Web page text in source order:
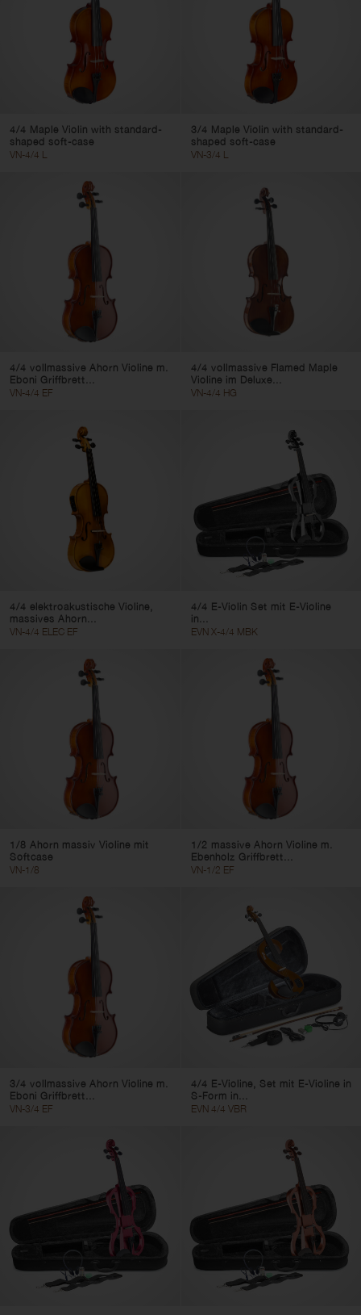
4/4 Maple Violin with standard-
shaped soft-case
VN-4/4 L
3/4 Maple Violin with standard-
shaped soft-case
VN-3/4 L
4/4 vollmassive Ahorn Violine m.
Eboni Griffbrett...
VN-4/4 EF
4/4 vollmassive Flamed Maple
Violine im Deluxe...
VN-4/4 HG
4/4 elektroakustische Violine,
massives Ahorn...
VN-4/4 ELEC EF
4/4 E-Violin Set mit E-Violine
in...
EVN X-4/4 MBK
1/8 Ahorn massiv Violine mit
Softcase
VN-1/8
1/2 massive Ahorn Violine m.
Ebenholz Griffbrett...
VN-1/2 EF
3/4 vollmassive Ahorn Violine m.
Eboni Griffbrett...
VN-3/4 EF
4/4 E-Violine, Set mit E-Violine in
S-Form in...
EVN 4/4 VBR